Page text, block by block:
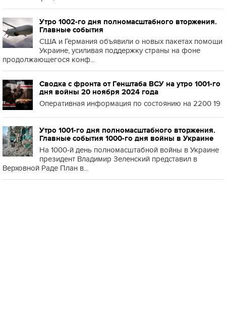
Утро 1002-го дня полномасштабного вторжения.
Главные события
США и Германия объявили о новых пакетах помощи
Украине, усиливая поддержку страны на фоне
продолжающегося конф...
Сводка с фронта от Генштаба ВСУ на утро 1001-го
дня войны 20 ноября 2024 года
Оперативная информация по состоянию на 2200 19
Утро 1001-го дня полномасштабного вторжения.
Главные события 1000-го дня войны в Украине
На 1000-й день полномасштабной войны в Украине
президент Владимир Зеленский представил в
Верховной Раде План в...